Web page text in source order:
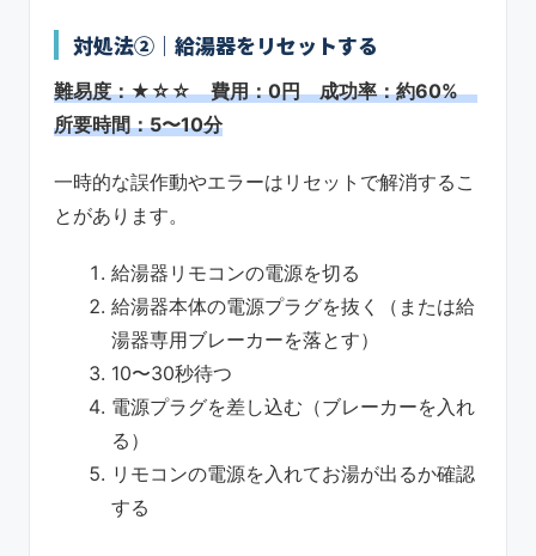
対処法②｜給湯器をリセットする
難易度：★☆☆ 費用：0円 成功率：約60%
所要時間：5〜10分
一時的な誤作動やエラーはリセットで解消するこ
とがあります。
給湯器リモコンの電源を切る
給湯器本体の電源プラグを抜く（または給
湯器専用ブレーカーを落とす）
10〜30秒待つ
電源プラグを差し込む（ブレーカーを入れ
る）
リモコンの電源を入れてお湯が出るか確認
する